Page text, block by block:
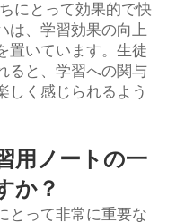
にとって効果的で快
は、学習効果の向上
置いています。生徒
ると、学習への関与
しく感じられるよう
用ノートの一
か？
とって非常に重要な